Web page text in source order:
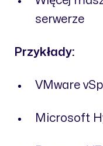
serwerze
Przykłady:
VMware
Microsoft